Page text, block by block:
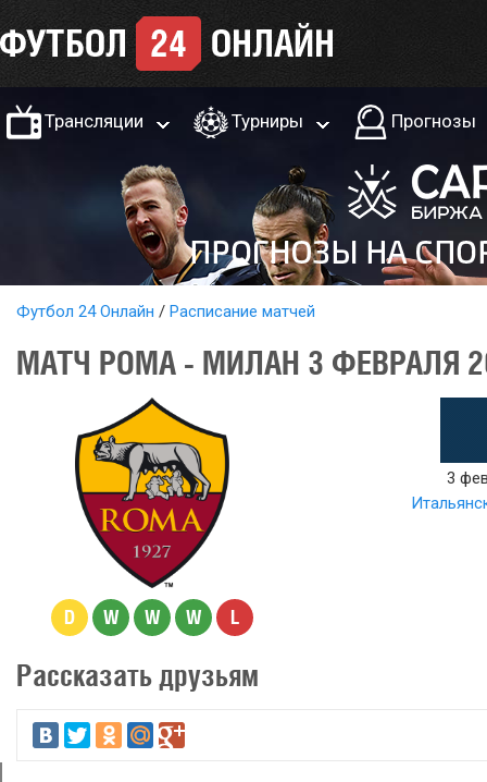
Трансляции Турниры Прогнозы
Футбол 24 Онлайн Расписание матчей
МАТЧ РОМА - МИЛАН 3 ФЕВРАЛЯ
D W W W L
3
Рассказать друзьям